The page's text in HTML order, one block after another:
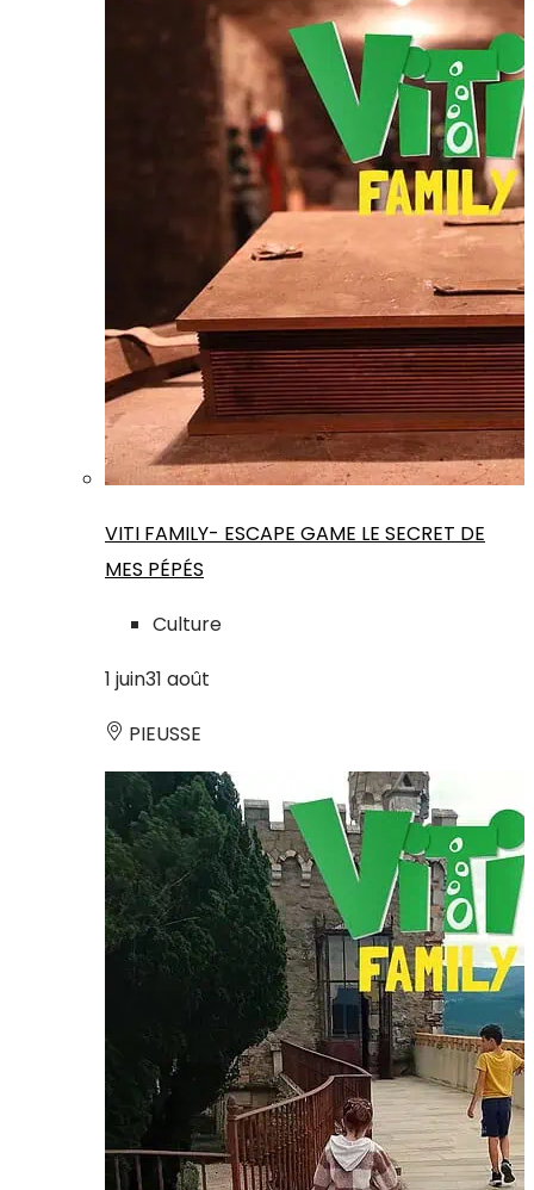
VITI FAMILY- ESCAPE GAME LE SECRET DE
MES PÉPÉS
Culture
1 juin31 août
PIEUSSE